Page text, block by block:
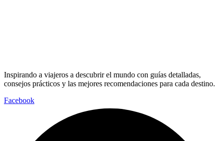
Inspirando a viajeros a descubrir el mundo con guías detalladas,
consejos prácticos y las mejores recomendaciones para cada destino.
Facebook